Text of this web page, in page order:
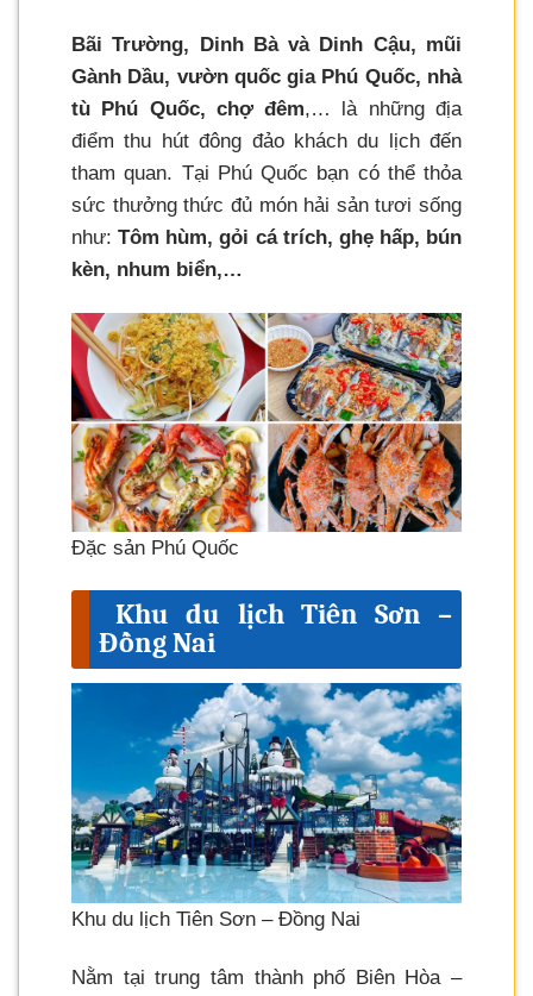
Bãi Trường, Dinh Bà và Dinh Cậu, mũi
Gành Dầu, vườn quốc gia Phú Quốc, nhà
tù Phú Quốc, chợ đêm,… là những địa
điểm thu hút đông đảo khách du lịch đến
tham quan. Tại Phú Quốc bạn có thể thỏa
sức thưởng thức đủ món hải sản tươi sống
như:Tôm hùm, gỏi cá trích, ghẹ hấp, bún
kèn, nhum biển,…
Đặc sản Phú Quốc
Khu du lịch Tiên Sơn –
Đồng Nai
Khu du lịch Tiên Sơn – Đồng Nai
Nằm tại trung tâm thành phố Biên Hòa –